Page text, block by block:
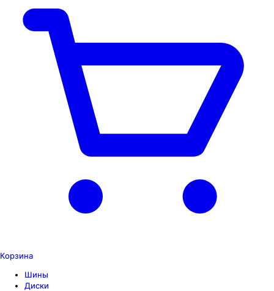
Корзина
Шины
Диски